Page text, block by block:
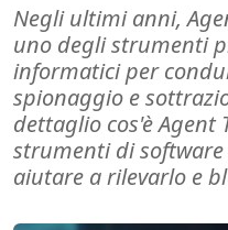
Negli ultimi anni,
uno degli strumenti
informatici per
spionaggio e
dettaglio cos'è Agent
strumenti di
aiutare a rilevarlo e